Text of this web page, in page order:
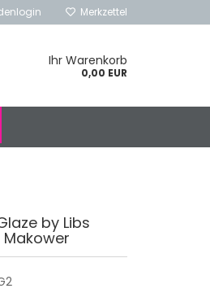
Merkzettel
Ihr Warenkorb
0,00 EUR
by Libs
Makower